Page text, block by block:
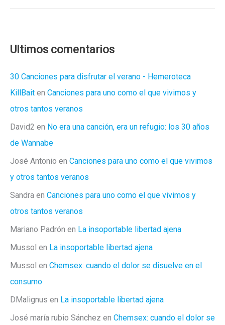
¿Quién
miedo?
Ultimos comentarios
30 Canciones para disfrutar el verano - Hemeroteca
KillBait en Canciones para uno como el que vivimos y
otros tantos veranos
David2 en No era una canción, era un refugio: los 30 años
de Wannabe
José Antonio en Canciones para uno como el que vivimos
y otros tantos veranos
Sandra en Canciones para uno como el que vivimos y
otros tantos veranos
Mariano Padrón en La insoportable libertad ajena
Mussol en La insoportable libertad ajena
Mussol en Chemsex: cuando el dolor se disuelve en el
consumo
DMalignus en La insoportable libertad ajena
José maría rubio Sánchez en Chemsex: cuando el dolor se